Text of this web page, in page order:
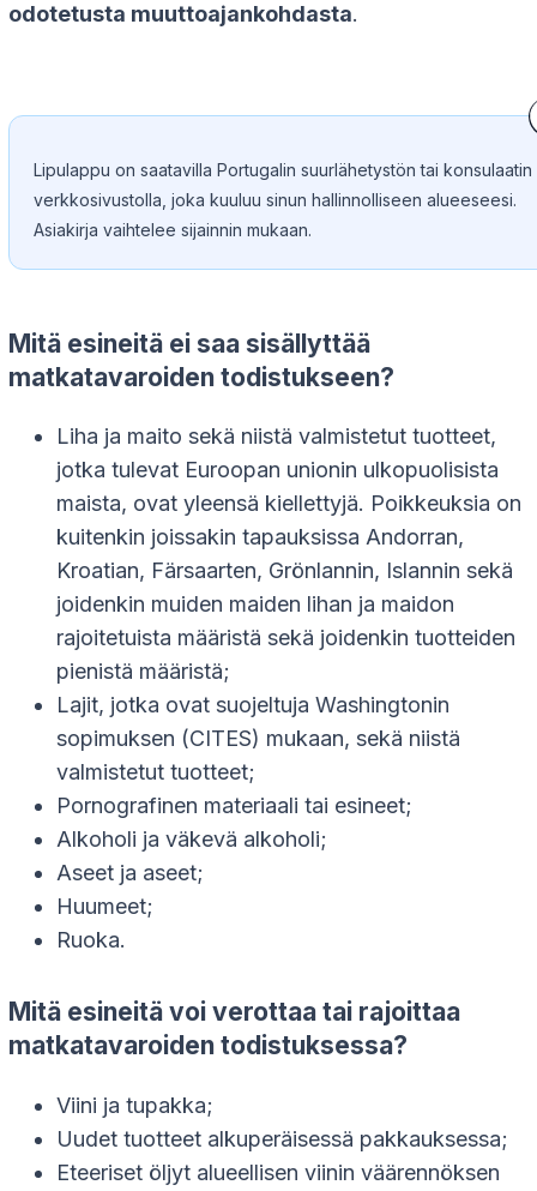
odotetusta muuttoajankohdasta.
Lipulappu on saatavilla Portugalin suurlähetystön tai konsulaatin
verkkosivustolla, joka kuuluu sinun hallinnolliseen alueeseesi.
Asiakirja vaihtelee sijainnin mukaan.
Mitä esineitä ei saa sisällyttää
matkatavaroiden todistukseen?
Liha ja maito sekä niistä valmistetut tuotteet,
jotka tulevat Euroopan unionin ulkopuolisista
maista, ovat yleensä kiellettyjä. Poikkeuksia on
kuitenkin joissakin tapauksissa Andorran,
Kroatian, Färsaarten, Grönlannin, Islannin sekä
joidenkin muiden maiden lihan ja maidon
rajoitetuista määristä sekä joidenkin tuotteiden
pienistä määristä;
Lajit, jotka ovat suojeltuja Washingtonin
sopimuksen (CITES) mukaan, sekä niistä
valmistetut tuotteet;
Pornografinen materiaali tai esineet;
Alkoholi ja väkevä alkoholi;
Aseet ja aseet;
Huumeet;
Ruoka.
Mitä esineitä voi verottaa tai rajoittaa
matkatavaroiden todistuksessa?
Viini ja tupakka;
Uudet tuotteet alkuperäisessä pakkauksessa;
Eteeriset öljyt alueellisen viinin väärennöksen